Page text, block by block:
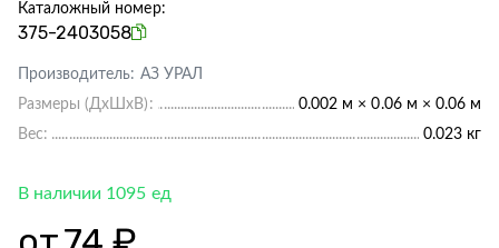
Каталожный номер:
375-2403058
Производитель: АЗ УРАЛ
Размеры (ДхШхВ):
0.002 м × 0.06 м × 0.06 м
Вес:
0.023 кг
В наличии 1095 ед